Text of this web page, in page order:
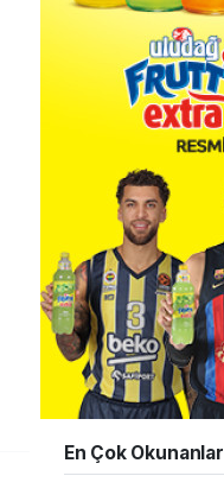
En Çok Okunanlar